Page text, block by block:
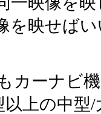
を映せば
カーナビ
以上の中型